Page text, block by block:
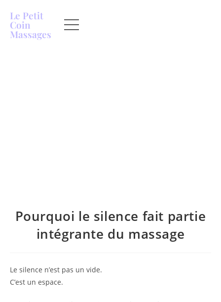
Le Petit
Coin
Massages
Pourquoi le silence fait partie
intégrante du massage
Le silence n’est pas un vide.
C’est un espace.